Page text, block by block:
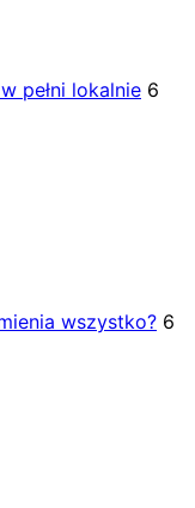
pełni lokalnie 6
wszystko? 6